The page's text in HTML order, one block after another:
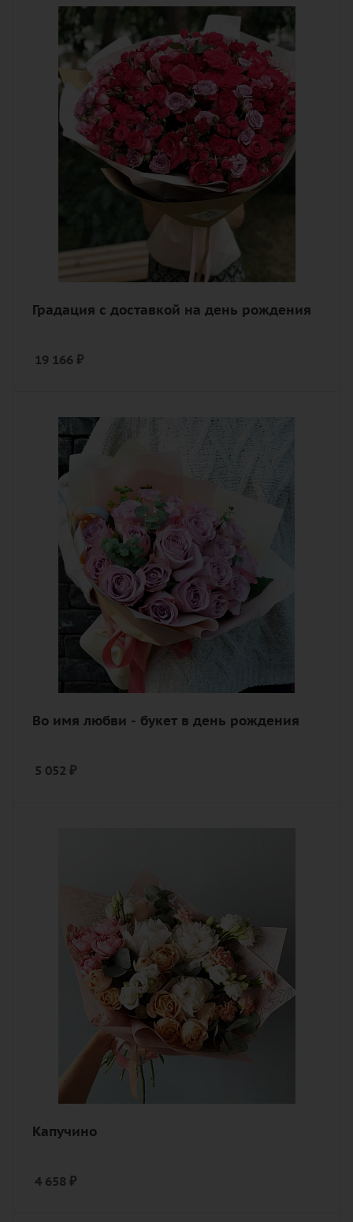
нежный, разноцветный, розовый,
фиолетовый
Описание
роза, роза кустовая, лента,
дизайнерская упаковка
Градация с доставкой на день рождения
19 166 ₽
Количество
фиолетовый
Описание
роза, зелень, лента, дизайнерская
упаковка
Во имя любви - букет в день рождения
5 052 ₽
гвоздика (диантус), роза
пионовидная, эустома (лизиантус),
зелень, лента, дизайнерская упаковка
Капучино
4 658 ₽